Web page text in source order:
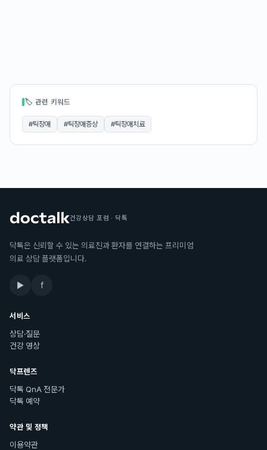
🏷 관련 키워드
#틱장애 #틱장애증상 #틱장애치료
건강상담 포럼 · 닥톡
닥톡은 신뢰할 수 있는 의료진과 환자를 연결하는 프리미엄
의료 상담 플랫폼입니다.
▶ f
서비스
상담·질문
건강 영상
닥프렌즈
닥톡 QnA 전문가
닥톡 예약
약관 및 정책
이용약관